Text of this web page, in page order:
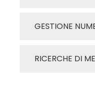
GESTIONE
RICERCHE DI